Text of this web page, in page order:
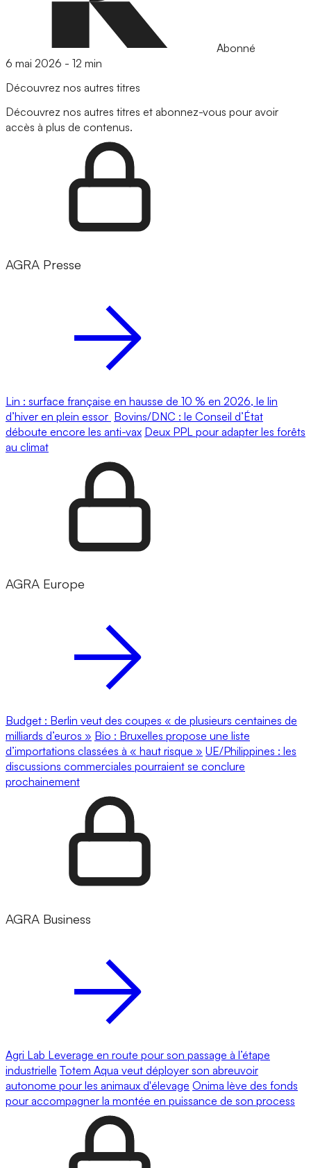
Abonné
6 mai 2026 - 12 min
Découvrez nos autres titres
Découvrez nos autres titres et abonnez-vous pour avoir
accès à plus de contenus.
AGRA Presse
Lin : surface française en hausse de 10 % en 2026, le lin
d’hiver en plein essor Bovins/DNC : le Conseil d’État
déboute encore les anti-vax Deux PPL pour adapter les forêts
au climat
AGRA Europe
Budget : Berlin veut des coupes « de plusieurs centaines de
milliards d’euros » Bio : Bruxelles propose une liste
d’importations classées à « haut risque » UE/Philippines : les
discussions commerciales pourraient se conclure
prochainement
AGRA Business
Agri Lab Leverage en route pour son passage à l’étape
industrielle Totem Aqua veut déployer son abreuvoir
autonome pour les animaux d'élevage Onima lève des fonds
pour accompagner la montée en puissance de son process